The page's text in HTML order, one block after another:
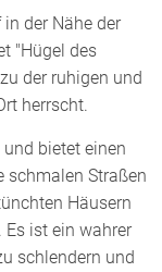
der Nähe der
"Hügel des
der ruhigen und
herrscht.
bietet einen
schmalen Straßen
Häusern
Es ist ein wahrer
schlendern und